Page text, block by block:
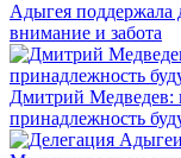
Адыгея поддержала
внимание и забота
Дмитрий Медведев:
принадлежность